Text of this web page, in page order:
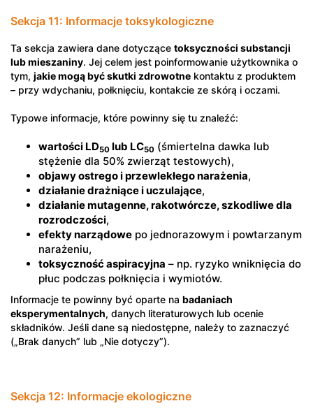
Sekcja 11: Informacje toksykologiczne
Ta sekcja zawiera dane dotyczące toksyczności substancji
lub mieszaniny. Jej celem jest poinformowanie użytkownika o
tym, jakie mogą być skutki zdrowotne kontaktu z produktem
– przy wdychaniu, połknięciu, kontakcie ze skórą i oczami.
Typowe informacje, które powinny się tu znaleźć:
wartości LD50 lub LC50 (śmiertelna dawka lub
stężenie dla 50% zwierząt testowych),
objawy ostrego i przewlekłego narażenia,
działanie drażniące i uczulające,
działanie mutagenne, rakotwórcze, szkodliwe dla
rozrodczości,
efekty narządowe po jednorazowym i powtarzanym
narażeniu,
toksyczność aspiracyjna – np. ryzyko wniknięcia do
płuc podczas połknięcia i wymiotów.
Informacje te powinny być oparte na badaniach
eksperymentalnych, danych literaturowych lub ocenie
składników. Jeśli dane są niedostępne, należy to zaznaczyć
(„Brak danych” lub „Nie dotyczy”).
Sekcja 12: Informacje ekologiczne